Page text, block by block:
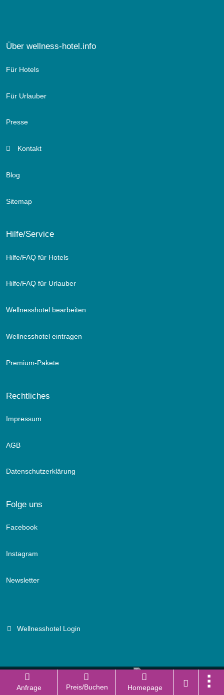
Anfrage Preis/Buchen Homepage
Über wellness-hotel.info
Für Hotels
Für Urlauber
Presse
Kontakt
Blog
Sitemap
Hilfe/Service
Hilfe/FAQ für Hotels
Hilfe/FAQ für Urlauber
Wellnesshotel bearbeiten
Wellnesshotel eintragen
Premium-Pakete
Rechtliches
Impressum
AGB
Datenschutzerklärung
Folge uns
Facebook
Instagram
Newsletter
Wellnesshotel Login
Branchenportal Software made in Germany
Aktuelle Version: 14.13.0